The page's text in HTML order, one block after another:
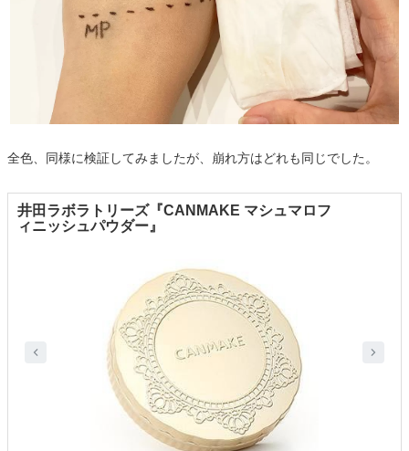
全色、同様に検証してみましたが、崩れ方はどれも同じでした。
井田ラボラトリーズ『CANMAKE マシュマロフ
ィニッシュパウダー』